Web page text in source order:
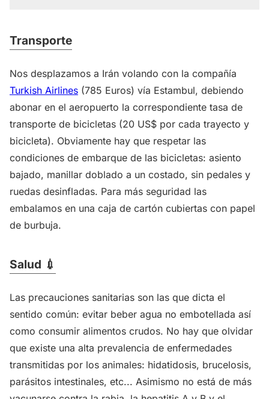
Transporte
Nos desplazamos a Irán volando con la compañía
Turkish Airlines (785 Euros) vía Estambul, debiendo
abonar en el aeropuerto la correspondiente tasa de
transporte de bicicletas (20 US$ por cada trayecto y
bicicleta). Obviamente hay que respetar las
condiciones de embarque de las bicicletas: asiento
bajado, manillar doblado a un costado, sin pedales y
ruedas desinfladas. Para más seguridad las
embalamos en una caja de cartón cubiertas con papel
de burbuja.
Salud 💉
Las precauciones sanitarias son las que dicta el
sentido común: evitar beber agua no embotellada así
como consumir alimentos crudos. No hay que olvidar
que existe una alta prevalencia de enfermedades
transmitidas por los animales: hidatidosis, brucelosis,
parásitos intestinales, etc... Asimismo no está de más